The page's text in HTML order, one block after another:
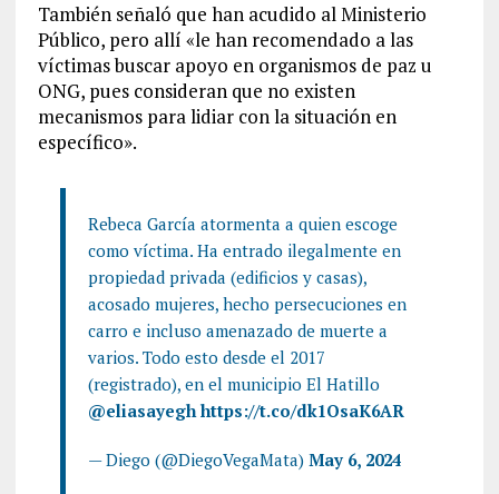
También señaló que han acudido al Ministerio
Público, pero allí «le han recomendado a las
víctimas buscar apoyo en organismos de paz u
ONG, pues consideran que no existen
mecanismos para lidiar con la situación en
específico».
Rebeca García atormenta a quien escoge
como víctima. Ha entrado ilegalmente en
propiedad privada (edificios y casas),
acosado mujeres, hecho persecuciones en
carro e incluso amenazado de muerte a
varios. Todo esto desde el 2017
(registrado), en el municipio El Hatillo
@eliasayegh https://t.co/dk1OsaK6AR
— Diego (@DiegoVegaMata) May 6, 2024